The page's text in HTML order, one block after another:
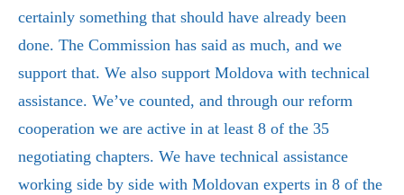
certainly something that should have already been
done. The Commission has said as much, and we
support that. We also support Moldova with technical
assistance. We’ve counted, and through our reform
cooperation we are active in at least 8 of the 35
negotiating chapters. We have technical assistance
working side by side with Moldovan experts in 8 of the